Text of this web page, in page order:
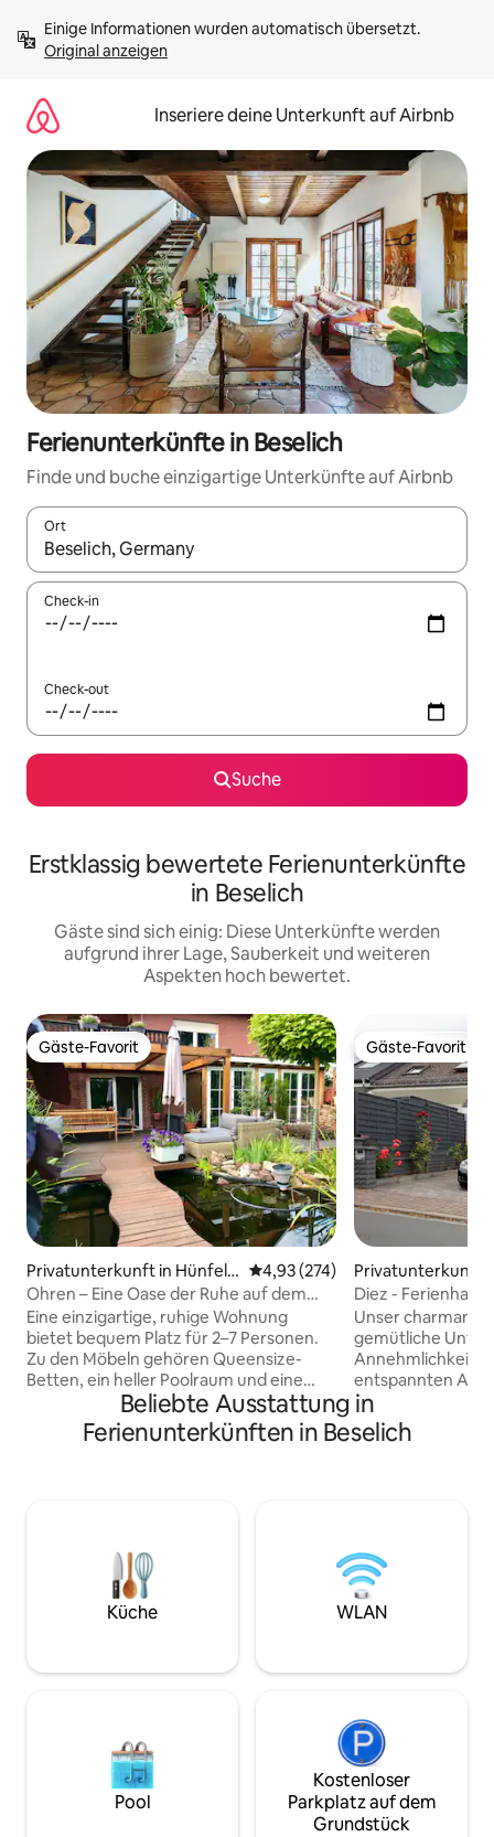
Inhalten
springenOriginal anzeigen
Inseriere deine Unterkunft auf Airbnb
Ferienunterkünfte in Beselich
Finde und buche einzigartige Unterkünfte auf Airbnb
Ort
Wenn Ergebnisse verfügbar sind, navigiere mit den
Check-in
Check-out
Suche
Erstklassig bewertete Ferienunterkünfte
in Beselich
Gäste sind sich einig: Diese Unterkünfte werden
aufgrund ihrer Lage, Sauberkeit und weiteren
Aspekten hoch bewertet.
Gäste-Favorit
Gäste-Favorit
Privatunterkunft in Hünfeld
en
Durchschnittliche Bewertung:
4,93 (274)
Ohren – Eine Oase der Ruhe auf dem
Land
Eine einzigartige, ruhige Wohnung
bietet bequem Platz für 2–7 Personen.
Zu den Möbeln gehören Queensize-
Betten, ein heller Poolraum und eine
einladende Bar. Glastüren führen zu
Holzterrassen und einem Koi-Teich. Ein
angrenzender Grill unter einer mit
wohnen im obersten Stockwerk des
Hauses, aber wir gewähren unseren
Gästen ihre Privatsphäre und die Gäste
haben den größten Teil des Gartens für
Gäste-Favorit
Gäste-Favorit
Privatunterkunft
gemeinde Diez
Diez - Ferienhaus
Unser
gemütliche
entspannten
die Zeit auf
hervorzuheben
dem
Wohnzimmer
gemütlichen
und zu
Beliebte Ausstattung in
Ferienunterkünften in Beselich
Küche WLAN
Pool
Kostenloser
Parkplatz auf dem
Grundstück